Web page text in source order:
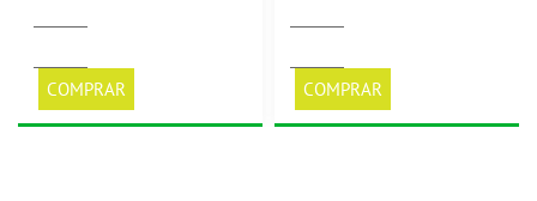
COMPRAR COMPRAR